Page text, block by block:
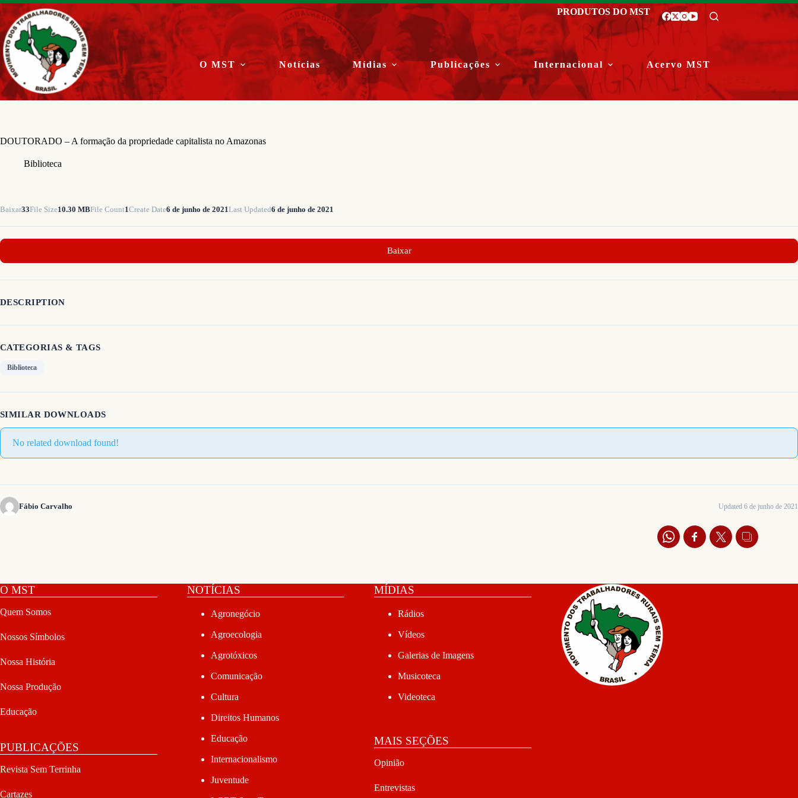
Pular
para
o
conteúdo
PRODUTOS DO MST
O MST Notícias Mídias Publicações Internacional Acervo MST
DOUTORADO – A formação da propriedade capitalista no Amazonas
Biblioteca
Baixar33File Size10.30 MBFile Count1Create Date6 de junho de 2021Last Updated6 de junho de 2021
Baixar
DESCRIPTION
CATEGORIAS & TAGS
Biblioteca
SIMILAR DOWNLOADS
No related download found!
Fábio Carvalho Updated 6 de junho de 2021
O MST
Quem Somos
Nossos Símbolos
Nossa História
Nossa Produção
Educação
PUBLICAÇÕES
Revista Sem Terrinha
Cartazes
NOTÍCIAS
Agronegócio
Agroecologia
Agrotóxicos
Comunicação
Cultura
Direitos Humanos
Educação
Internacionalismo
Juventude
MÍDIAS
Rádios
Vídeos
Galerias de Imagens
Musicoteca
Videoteca
MAIS SEÇÕES
Opinião
Entrevistas